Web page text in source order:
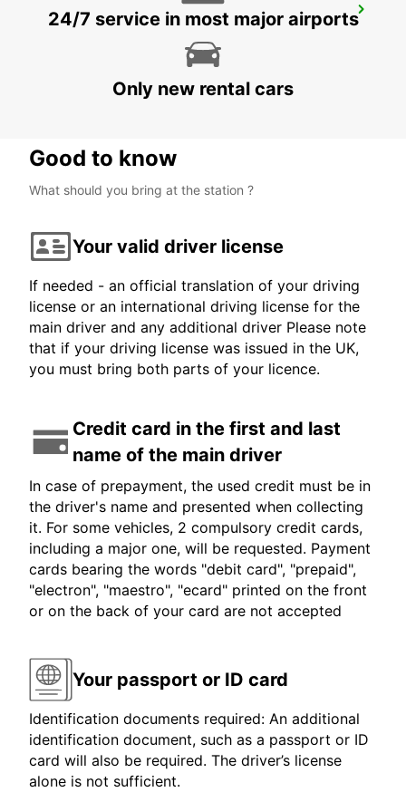
MALMO CITY
24/7 service in most major airports
Only new rental cars
Good to know
What should you bring at the station ?
Your valid driver license
If needed - an official translation of your driving
license or an international driving license for the
main driver and any additional driver Please note
that if your driving license was issued in the UK,
you must bring both parts of your licence.
Credit card in the first and last
name of the main driver
In case of prepayment, the used credit must be in
the driver's name and presented when collecting
it. For some vehicles, 2 compulsory credit cards,
including a major one, will be requested. Payment
cards bearing the words "debit card", "prepaid",
"electron", "maestro", "ecard" printed on the front
or on the back of your card are not accepted
Your passport or ID card
Identification documents required: An additional
identification document, such as a passport or ID
card will also be required. The driver’s license
alone is not sufficient.